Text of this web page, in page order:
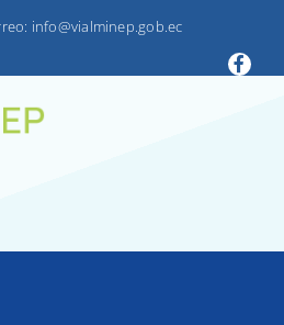
info@vialminep.gob.ec